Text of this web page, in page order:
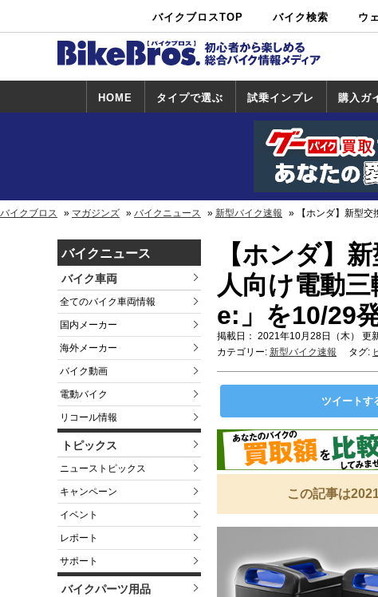
バイクブロスTOP バイク検索
中古バイ
ク・新車検
カタログ検
索
ショップ検
索
ウ
HOME タイプで選ぶ 試乗インプレ
試乗インプレ
一覧
ホンダ
ヤマハ
スズキ
カワサキ
ハーレー
BMW
トライアンフ
ドゥカティ
購入ガ
一覧
バイクブロス マガジンズ バイクニュース 新型バイク速報 【ホンダ】新型
バイクニュース
バイク車両
全てのバイク車両情報
国内メーカー
海外メーカー
バイク動画
電動バイク
リコール情報
トピックス
ニューストピックス
キャンペーン
イベント
レポート
サポート
バイクパーツ用品
【ホンダ】
人向け電動
e:」を10/29
掲載日： 2021年10月28日（木） 更
カテゴリー: 新型バイク速報 タグ:
ツイートす
この記事は